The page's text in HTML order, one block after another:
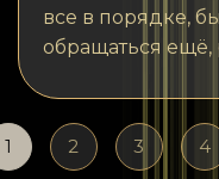
все в порядке,
обращаться
1 2 3 4